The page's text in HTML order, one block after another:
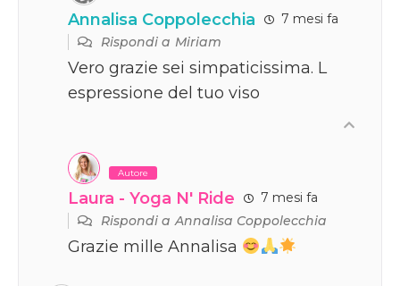
Annalisa Coppolecchia
7 mesi fa
Rispondi aMiriam
Vero grazie sei simpaticissima. L
espressione del tuo viso
Autore
Laura - Yoga N' Ride
7 mesi fa
Rispondi aAnnalisa Coppolecchia
Grazie mille Annalisa